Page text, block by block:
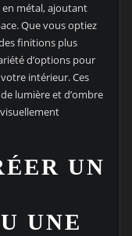
métal, ajoutant
Que vous optiez
finitions plus
d’options pour
intérieur. Ces
lumière et d’ombre
UN
UNE